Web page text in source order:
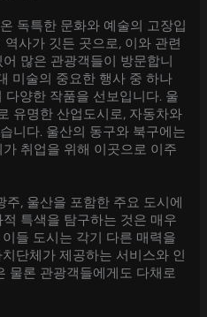
독특한 문화와 예술의 고장입
역사가 깃든 곳으로, 이와 관련
많은 관광객들이 방문합니
미술의 중요한 행사 중 하나
양한 작품을 선보입니다. 울
유명한 산업도시로, 자동차와
니다. 울산의 동구와 북구에는
취업을 위해 이곳으로 이주
주, 울산을 포함한 주요 도시에
특색을 탐구하는 것은 매우
들 도시는 각기 다른 매력을
단체가 제공하는 서비스와 인
물론 관광객들에게도 다채로